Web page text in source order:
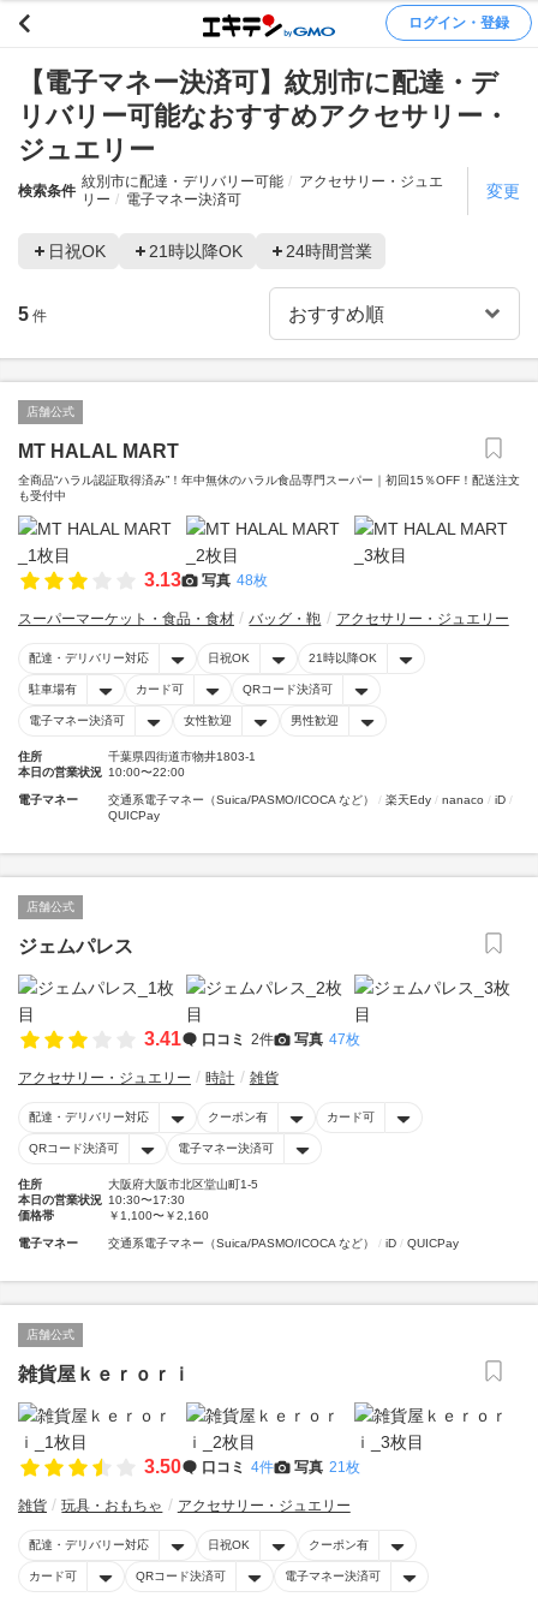
ログイン・登録
【電子マネー決済可】紋別市に配達・デ
リバリー可能なおすすめアクセサリー・
ジュエリー
検索条件
紋別市に配達・デリバリー可能
アクセサリー・ジュエ
リー
電子マネー決済可 変更
日祝OK 21時以降OK 24時間営業
5 件
店舗公式
MT HALAL MART
全商品“ハラル認証取得済み”！年中無休のハラル食品専門スーパー｜初回15％OFF！配送注文
も受付中
3.13 写真 48枚
スーパーマーケット・食品・食材 バッグ・鞄 アクセサリー・ジュエリー
配達・デリバリー対応 日祝OK 21時以降OK
駐車場有 カード可 QRコード決済可
電子マネー決済可 女性歓迎 男性歓迎
住所
千葉県四街道市物井1803-1
本日の営業状況 10:00〜22:00
電子マネー 交通系電子マネー（Suica/PASMO/ICOCA など） 楽天Edy nanaco
iD
QUICPay
店舗公式
ジェムパレス
3.41 口コミ 2件 写真 47枚
アクセサリー・ジュエリー 時計 雑貨
配達・デリバリー対応 クーポン有 カード可
QRコード決済可 電子マネー決済可
住所
大阪府大阪市北区堂山町1-5
本日の営業状況 10:30〜17:30
価格帯
￥1,100〜￥2,160
電子マネー 交通系電子マネー（Suica/PASMO/ICOCA など） iD QUICPay
店舗公式
雑貨屋ｋｅｒｏｒｉ
3.50 口コミ 4件 写真 21枚
雑貨 玩具・おもちゃ アクセサリー・ジュエリー
配達・デリバリー対応 日祝OK クーポン有
カード可 QRコード決済可 電子マネー決済可